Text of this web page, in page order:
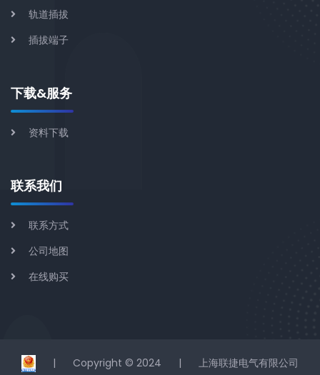
轨道插拔
插拔端子
下载&服务
资料下载
联系我们
联系方式
公司地图
在线购买
| Copyright © 2024 |
上海联捷电气有限公司